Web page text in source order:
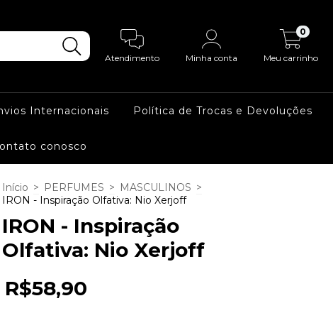
Atendimento Minha conta Meu carrinho
0
Internacionais Política de Trocas e Devoluções
conosco
Início > PERFUMES > MASCULINOS >
IRON - Inspiração Olfativa: Nio Xerjoff
IRON - Inspiração
Olfativa: Nio Xerjoff
R$58,90